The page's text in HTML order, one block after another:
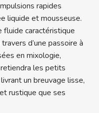
rapides
liquide et mousseuse.
fluide caractéristique
d’une passoire à
en mixologie,
les petits
un breuvage lisse,
rustique que ses